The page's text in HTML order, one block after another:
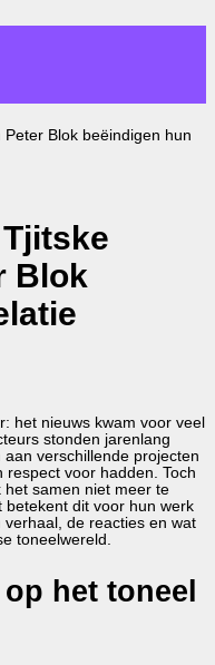
Blok
het nieuws kwam voor veel
stonden jarenlang
verschillende projecten
voor hadden. Toch
het samen niet meer te
betekent dit voor hun werk
de reacties en wat
toneelwereld.
het toneel